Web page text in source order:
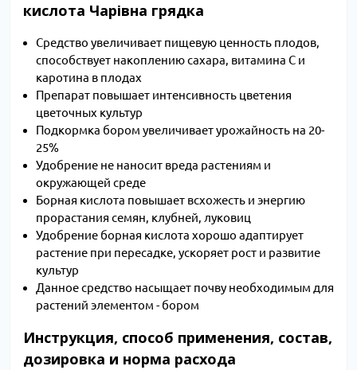
кислота Чарівна грядка
Средство увеличивает пищевую ценность плодов,
способствует накоплению сахара, витамина С и
каротина в плодах
Препарат повышает интенсивность цветения
цветочных культур
Подкормка бором увеличивает урожайность на 20-
25%
Удобрение не наносит вреда растениям и
окружающей среде
Борная кислота повышает всхожесть и энергию
прорастания семян, клубней, луковиц
Удобрение борная кислота хорошо адаптирует
растение при пересадке, ускоряет рост и развитие
культур
Данное средство насыщает почву необходимым для
растений элементом - бором
Инструкция, способ применения, состав,
дозировка и норма расхода